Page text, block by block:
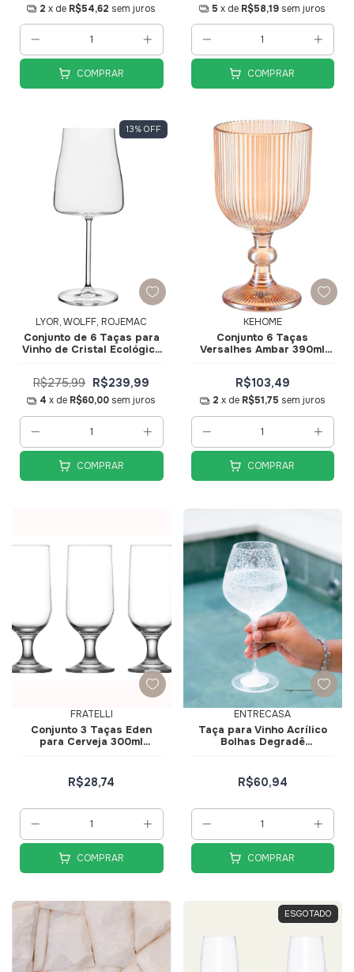
2 x de R$54,62 sem juros
COMPRAR
5 x de R$58,19 sem juros
COMPRAR
13% OFF
LYOR, WOLFF, ROJEMAC
Conjunto de 6 Taças para
Vinho de Cristal Ecológico
R$275,99 R$239,99
4 x de R$60,00 sem juros
COMPRAR
KEHOME
Conjunto 6 Taças
Versalhes Ambar 390ml
R$103,49
2 x de R$51,75 sem juros
COMPRAR
FRATELLI
Conjunto 3 Taças Eden
para Cerveja 300ml
R$28,74
COMPRAR
ENTRECASA
Taça para Vinho Acrílico
Bolhas Degradê
R$60,94
COMPRAR
ESGOTADO